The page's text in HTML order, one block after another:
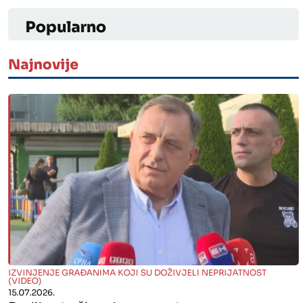
Popularno
Najnovije
" alt="">
IZVINJENJE GRAĐANIMA KOJI SU DOŽIVJELI NEPRIJATNOST
(VIDEO)
15.07.2026.